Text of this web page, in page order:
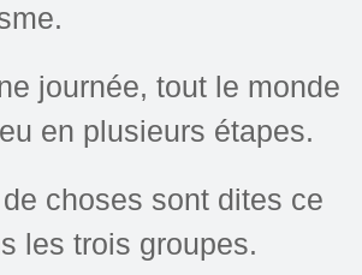
journée, tout le monde
en plusieurs étapes.
choses sont dites ce
les trois groupes.